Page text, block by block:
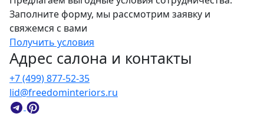
Заполните форму, мы рассмотрим заявку и
свяжемся с вами
Получить условия
Адрес салона и контакты
+7 (499) 877-52-35
lid@freedominteriors.ru